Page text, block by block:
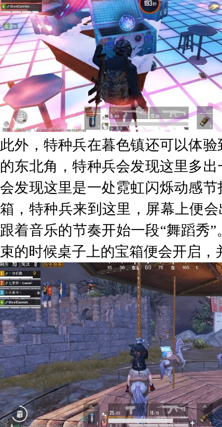
此外，特种兵在暮色镇还可以体
的东北角，特种兵会发现这里多
会发现这里是一处霓虹闪烁动感
箱，特种兵来到这里，屏幕上便
跟着音乐的节奏开始一段“舞蹈秀
束的时候桌子上的宝箱便会开启